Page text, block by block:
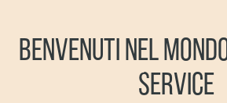
BENVENUTI NEL
SERVICE